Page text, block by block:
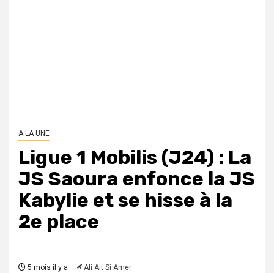
A LA UNE
Ligue 1 Mobilis (J24) : La
JS Saoura enfonce la JS
Kabylie et se hisse à la
2e place
5 mois il y a Ali Ait Si Amer